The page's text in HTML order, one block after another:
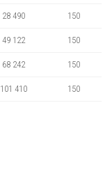
28 490 150
49 122 150
68 242 150
101 410 150